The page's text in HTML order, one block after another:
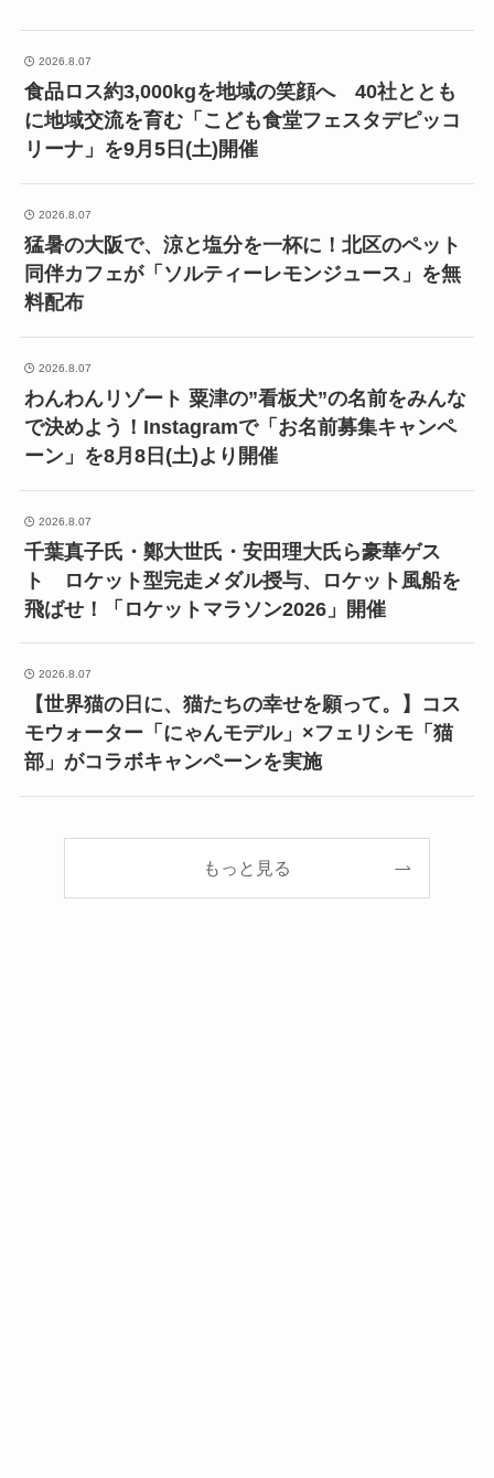
2026.8.07
食品ロス約3,000kgを地域の笑顔へ 40社ととも
に地域交流を育む「こども食堂フェスタデピッコ
リーナ」を9月5日(土)開催
2026.8.07
猛暑の大阪で、涼と塩分を一杯に！北区のペット
同伴カフェが「ソルティーレモンジュース」を無
料配布
2026.8.07
わんわんリゾート 粟津の”看板犬”の名前をみんな
で決めよう！Instagramで「お名前募集キャンペ
ーン」を8月8日(土)より開催
2026.8.07
千葉真子氏・鄭大世氏・安田理大氏ら豪華ゲス
ト ロケット型完走メダル授与、ロケット風船を
飛ばせ！「ロケットマラソン2026」開催
2026.8.07
【世界猫の日に、猫たちの幸せを願って。】コス
モウォーター「にゃんモデル」×フェリシモ「猫
部」がコラボキャンペーンを実施
もっと見る